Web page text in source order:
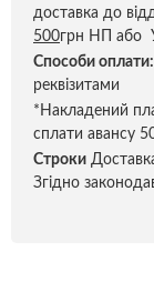
доставка до
500грн НП або
Способи оплати:
реквізитами
*Накладений
сплати авансу
Строки
Згідно